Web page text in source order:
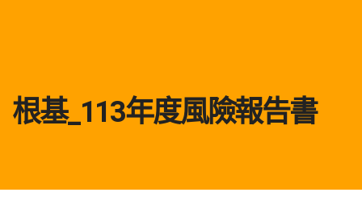
根基_113年度風險報告書